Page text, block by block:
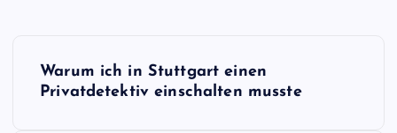
Warum ich in Stuttgart einen
Privatdetektiv einschalten musste